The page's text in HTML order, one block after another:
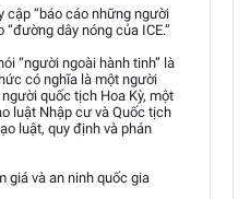
cập “báo cáo những người
dây nóng của ICE.”
“người ngoài hành tinh” là
có nghĩa là một người
quốc tịch Hoa Kỳ, một
luật Nhập cư và Quốc tịch
luật, quy định và phán
giá và an ninh quốc gia